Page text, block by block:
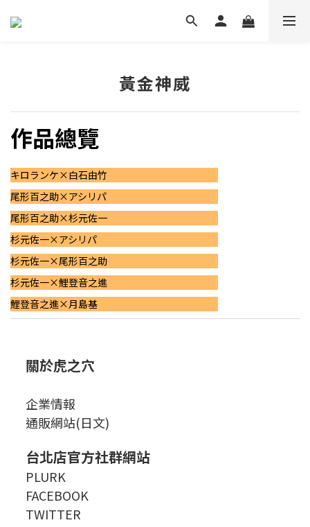
黃金神威
作品總覽
キロランケ×白石由竹
尾形百之助×アシリパ
尾形百之助×杉元佐一
杉元佐一×アシリパ
杉元佐一×尾形百之助
杉元佐一×鯉登音之進
鯉登音之進×月島基
關於虎之穴
企業情報
通販網站(日文)
台北店官方社群網站
PLURK
FACEBOOK
TWITTER